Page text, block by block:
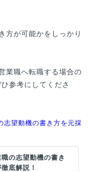
方が可能かをしっかり
業職へ転職する場合の
参考にしてくださ
志望動機の書き方を元採
職の志望動機の書き
底解説！